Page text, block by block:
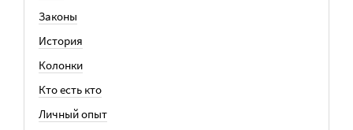
Законы
История
Колонки
Кто есть кто
Личный опыт